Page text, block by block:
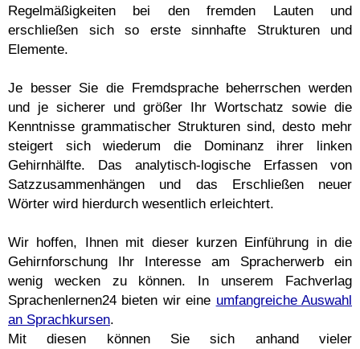
Regelmäßigkeiten bei den fremden Lauten und
erschließen sich so erste sinnhafte Strukturen und
Elemente.
Je besser Sie die Fremdsprache beherrschen werden
und je sicherer und größer Ihr Wortschatz sowie die
Kenntnisse grammatischer Strukturen sind, desto mehr
steigert sich wiederum die Dominanz ihrer linken
Gehirnhälfte. Das analytisch-logische Erfassen von
Satzzusammenhängen und das Erschließen neuer
Wörter wird hierdurch wesentlich erleichtert.
Wir hoffen, Ihnen mit dieser kurzen Einführung in die
Gehirnforschung Ihr Interesse am Spracherwerb ein
wenig wecken zu können. In unserem Fachverlag
Sprachenlernen24 bieten wir eine umfangreiche Auswahl
an Sprachkursen.
Mit diesen können Sie sich anhand vieler